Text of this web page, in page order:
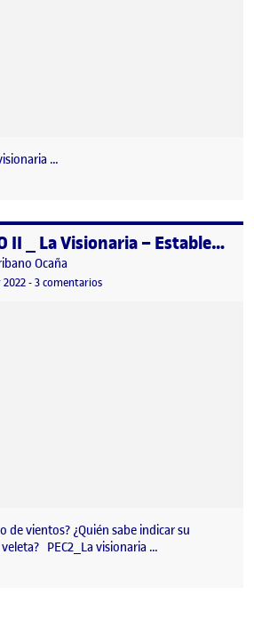
…
PROYECTO II _ La Visionaria – Establecer un punto
Ocaña
publicación
20222 octubre, 2023 9:11 pm
-3 comentariosen PROYECTO II _ La
de vientos? ¿Quién sabe indicar su
PEC2_La visionaria …